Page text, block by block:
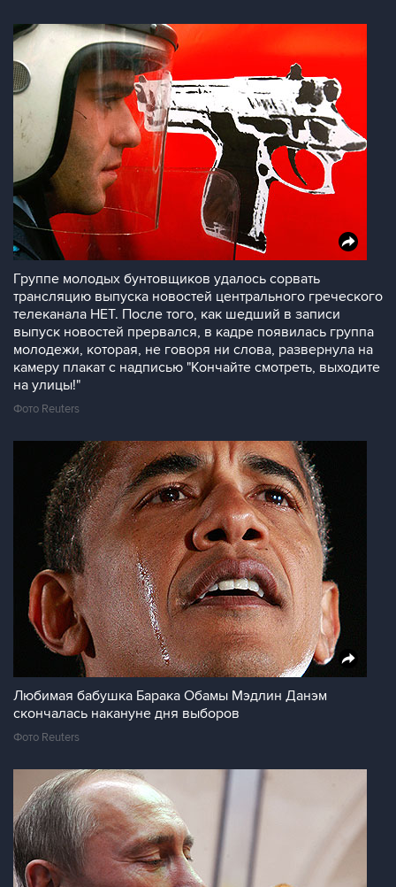
Группе молодых бунтовщиков удалось сорвать
трансляцию выпуска новостей центрального греческого
телеканала НЕТ. После того, как шедший в записи
выпуск новостей прервался, в кадре появилась группа
молодежи, которая, не говоря ни слова, развернула на
камеру плакат с надписью "Кончайте смотреть, выходите
на улицы!"
Фото Reuters
Любимая бабушка Барака Обамы Мэдлин Данэм
скончалась накануне дня выборов
Фото Reuters